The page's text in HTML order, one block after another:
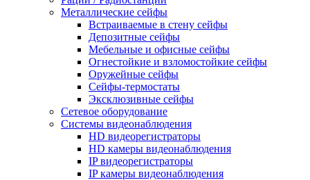
Металлические сейфы
Встраиваемые в стену сейфы
Депозитные сейфы
Мебельные и офисные сейфы
Огнестойкие и взломостойкие сейфы
Оружейные сейфы
Сейфы-термостаты
Эксклюзивные сейфы
Сетевое оборудование
Системы видеонаблюдения
HD видеорегистраторы
HD камеры видеонаблюдения
IP видеорегистраторы
IP камеры видеонаблюдения